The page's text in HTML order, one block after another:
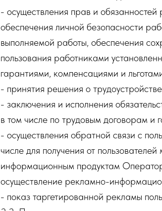
- осуществления прав и
обеспечения личной безопасности
выполняемой работы, обеспечения
пользования работниками
гарантиями, компенсациями и
- принятия решения о
- заключения и исполнения
в том числе по трудовым договорам и
- осуществления обратной связи с
числе для получения от
информационным продуктам
осуществление рекламно-
- показ таргетированной рекламы